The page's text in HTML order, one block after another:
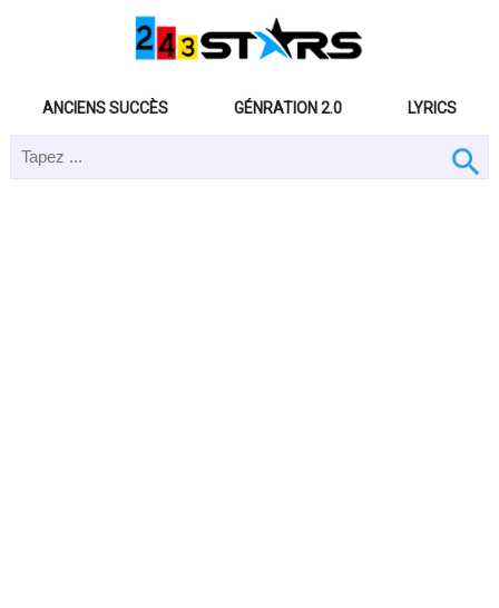
ANCIENS SUCCÈS GÉNRATION 2.0 LYRICS